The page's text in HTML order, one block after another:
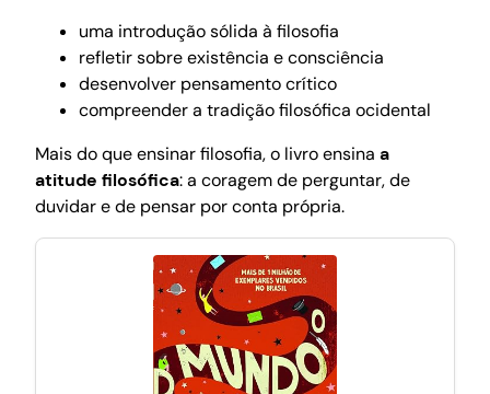
uma introdução sólida à filosofia
refletir sobre existência e consciência
desenvolver pensamento crítico
compreender a tradição filosófica ocidental
Mais do que ensinar filosofia, o livro ensina a
atitude filosófica: a coragem de perguntar, de
duvidar e de pensar por conta própria.